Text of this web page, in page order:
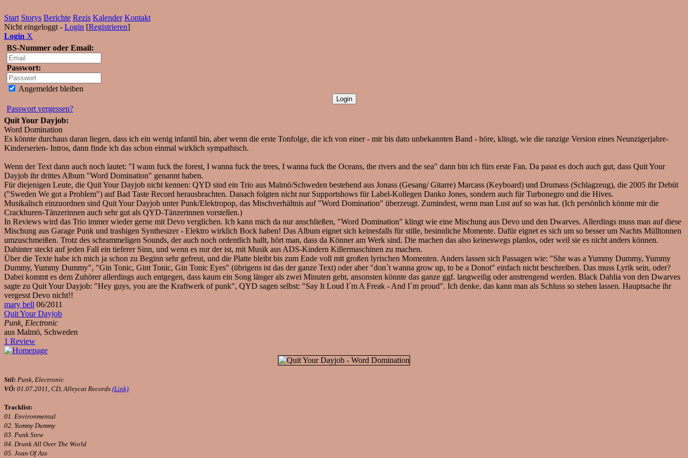
Start Storys Berichte Rezis Kalender Kontakt
Nicht eingeloggt - Login [Registrieren]
Login X
BS-Nummer oder Email:
Passwort:
Angemeldet bleiben
Passwort vergessen?
Quit Your Dayjob:
Word Domination
Es könnte durchaus daran liegen, dass ich ein wenig infantil bin, aber wenn die erste Tonfolge, die ich von einer - mir bis dato unbekannten Band - höre, klingt, wie die ranzige Version eines Neunzigerjahre-
Kinderserien- Intros, dann finde ich das schon einmal wirklich sympathisch.
Wenn der Text dann auch noch lautet: "I wann fuck the forest, I wanna fuck the trees, I wanna fuck the Oceans, the rivers and the sea" dann bin ich fürs erste Fan. Da passt es doch auch gut, dass Quit Your
Dayjob ihr drittes Album "Word Domination" genannt haben.
Für diejenigen Leute, die Quit Your Dayjob nicht kennen: QYD sind ein Trio aus Malmö/Schweden bestehend aus Jonass (Gesang/ Gitarre) Marcass (Keyboard) und Drumass (Schlagzeug), die 2005 ihr Debüt
("Sweden We got a Problem") auf Bad Taste Record herausbrachten. Danach folgten nicht nur Supportshows für Label-Kollegen Danko Jones, sondern auch für Turbonegro und die Hives.
Musikalisch einzuordnen sind Quit Your Dayjob unter Punk/Elektropop, das Mischverhältnis auf "Word Domination" überzeugt. Zumindest, wenn man Lust auf so was hat. (Ich persönlich könnte mir die
Crackhuren-Tänzerinnen auch sehr gut als QYD-Tänzerinnen vorstellen.)
In Reviews wird das Trio immer wieder gerne mit Devo verglichen. Ich kann mich da nur anschließen, "Word Domination" klingt wie eine Mischung aus Devo und den Dwarves. Allerdings muss man auf diese
Mischung aus Garage Punk und trashigen Synthesizer - Elektro wirklich Bock haben! Das Album eignet sich keinesfalls für stille, besinnliche Momente. Dafür eignet es sich um so besser um Nachts Mülltonnen
umzuschmeißen. Trotz des schrammeligen Sounds, der auch noch ordentlich hallt, hört man, dass da Könner am Werk sind. Die machen das also keineswegs planlos, oder weil sie es nicht anders können.
Dahinter steckt auf jeden Fall ein tieferer Sinn, und wenn es nur der ist, mit Musik aus ADS-Kindern Killermaschinen zu machen.
Über die Texte habe ich mich ja schon zu Beginn sehr gefreut, und die Platte bleibt bis zum Ende voll mit großen lyrischen Momenten. Anders lassen sich Passagen wie: "She was a Yummy Dummy, Yummy
Dummy, Yummy Dummy", "Gin Tonic, Gint Tonic, Gin Tonic Eyes" (übrigens ist das der ganze Text) oder aber "don´t wanna grow up, to be a Donot" einfach nicht beschreiben. Das muss Lyrik sein, oder?
Dabei kommt es dem Zuhörer allerdings auch entgegen, dass kaum ein Song länger als zwei Minuten geht, ansonsten könnte das ganze ggf. langweilig oder anstrengend werden. Black Dahlia von den Dwarves
sagte zu Quit Your Dayjob: "Hey guys, you are the Kraftwerk of punk", QYD sagen selbst: "Say It Loud I´m A Freak - And I´m proud". Ich denke, das kann man als Schluss so stehen lassen. Hauptsache ihr
vergesst Devo nicht!!
mary bell 06/2011
Quit Your Dayjob
Punk, Electronic
aus Malmö, Schweden
1 Review
Stil: Punk, Electronic
VÖ: 01.07.2011, CD, Alleycat Records (Link)
Tracklist:
01. Environmental
02. Yummy Dummy
03. Punk Stew
04. Drunk All Over The World
05. Joan Of Ass